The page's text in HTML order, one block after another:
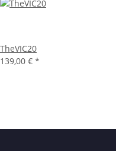
TheVIC20
139,00 € *